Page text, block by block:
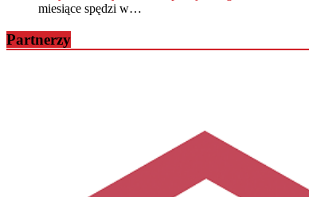
miesiące spędzi w…
Partnerzy